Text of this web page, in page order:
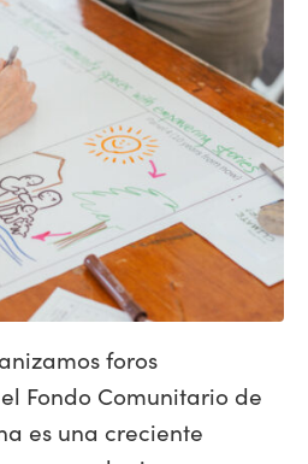
foros
Fondo Comunitario de
es una creciente